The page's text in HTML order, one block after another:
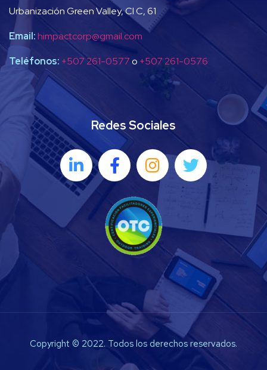
Urbanización Green Valley, Cl C, 61
Email:himpactcorp@gmail.com
Teléfonos: +507 261-0577o +507 261-0576
Redes Sociales
Copyright © 2022. Todos los derechos reservados.